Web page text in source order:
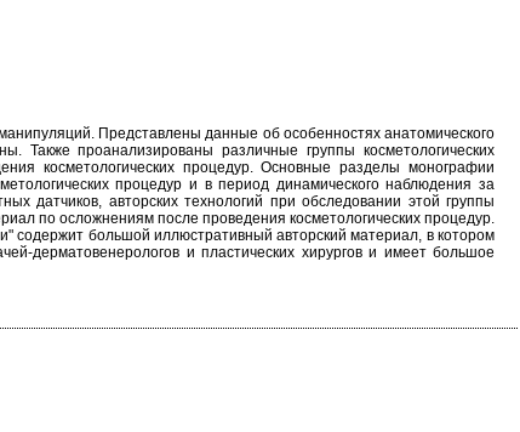
Представлены данные об особенностях анатомического
Также проанализированы различные группы косметологических
косметологических процедур. Основные разделы монографии
процедур и в период динамического наблюдения за
датчиков, авторских технологий при обследовании этой группы
по осложнениям после проведения косметологических процедур.
содержит большой иллюстративный авторский материал, в котором
дерматовенерологов и пластических хирургов и имеет большое